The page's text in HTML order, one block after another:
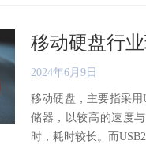
移动硬盘行
2024年6月9日
移动硬盘，主要指采
储器，以较高的速度
时，耗时较长。而